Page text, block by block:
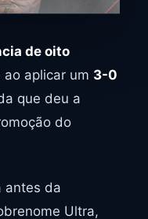
de oito
ao aplicar um 3-0
que deu a
do
antes da
Ultra,